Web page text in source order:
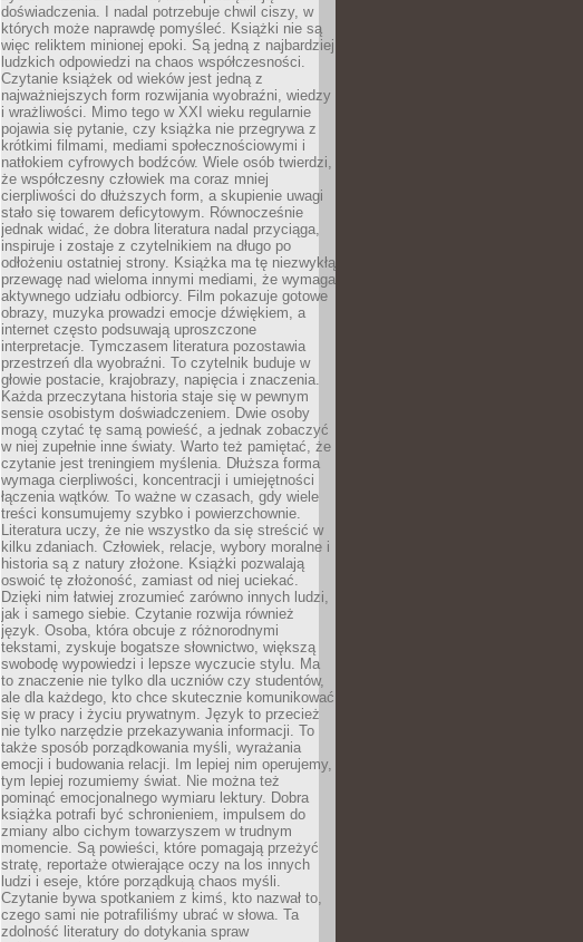
doświadczenia. I nadal potrzebuje chwil ciszy, w
których może naprawdę pomyśleć. Książki nie są
więc reliktem minionej epoki. Są jedną z najbardziej
ludzkich odpowiedzi na chaos współczesności.
Czytanie książek od wieków jest jedną z
najważniejszych form rozwijania wyobraźni, wiedzy
i wrażliwości. Mimo tego w XXI wieku regularnie
pojawia się pytanie, czy książka nie przegrywa z
krótkimi filmami, mediami społecznościowymi i
natłokiem cyfrowych bodźców. Wiele osób twierdzi,
że współczesny człowiek ma coraz mniej
cierpliwości do dłuższych form, a skupienie uwagi
stało się towarem deficytowym. Równocześnie
jednak widać, że dobra literatura nadal przyciąga,
inspiruje i zostaje z czytelnikiem na długo po
odłożeniu ostatniej strony. Książka ma tę niezwykłą
przewagę nad wieloma innymi mediami, że wymaga
aktywnego udziału odbiorcy. Film pokazuje gotowe
obrazy, muzyka prowadzi emocje dźwiękiem, a
internet często podsuwają uproszczone
interpretacje. Tymczasem literatura pozostawia
przestrzeń dla wyobraźni. To czytelnik buduje w
głowie postacie, krajobrazy, napięcia i znaczenia.
Każda przeczytana historia staje się w pewnym
sensie osobistym doświadczeniem. Dwie osoby
mogą czytać tę samą powieść, a jednak zobaczyć
w niej zupełnie inne światy. Warto też pamiętać, że
czytanie jest treningiem myślenia. Dłuższa forma
wymaga cierpliwości, koncentracji i umiejętności
łączenia wątków. To ważne w czasach, gdy wiele
treści konsumujemy szybko i powierzchownie.
Literatura uczy, że nie wszystko da się streścić w
kilku zdaniach. Człowiek, relacje, wybory moralne i
historia są z natury złożone. Książki pozwalają
oswoić tę złożoność, zamiast od niej uciekać.
Dzięki nim łatwiej zrozumieć zarówno innych ludzi,
jak i samego siebie. Czytanie rozwija również
język. Osoba, która obcuje z różnorodnymi
tekstami, zyskuje bogatsze słownictwo, większą
swobodę wypowiedzi i lepsze wyczucie stylu. Ma
to znaczenie nie tylko dla uczniów czy studentów,
ale dla każdego, kto chce skutecznie komunikować
się w pracy i życiu prywatnym. Język to przecież
nie tylko narzędzie przekazywania informacji. To
także sposób porządkowania myśli, wyrażania
emocji i budowania relacji. Im lepiej nim operujemy,
tym lepiej rozumiemy świat. Nie można też
pominąć emocjonalnego wymiaru lektury. Dobra
książka potrafi być schronieniem, impulsem do
zmiany albo cichym towarzyszem w trudnym
momencie. Są powieści, które pomagają przeżyć
stratę, reportaże otwierające oczy na los innych
ludzi i eseje, które porządkują chaos myśli.
Czytanie bywa spotkaniem z kimś, kto nazwał to,
czego sami nie potrafiliśmy ubrać w słowa. Ta
zdolność literatury do dotykania spraw